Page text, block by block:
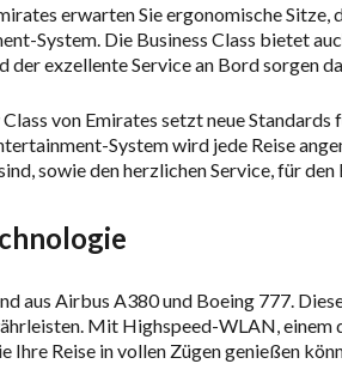
erwarten Sie ergonomische
System. Die Business Class bietet
exzellente Service an Bord sorgen
Class von Emirates setzt neue
System wird jede Reise
sowie den herzlichen Service, für
aus Airbus A380 und Boeing 777.
Mit Highspeed-WLAN,
Ihre Reise in vollen Zügen genießen